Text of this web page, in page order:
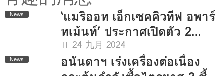
News ‘แมริออท เอ็กเซคคิวทีฟ อพาร์
ทเม้นท์’ ประกาศเปิดตัว 2
โครงการแห่งใหม่ในกรุงเทพฯ
24 九月 2024
News อนันดาฯ เร่งเครื่องต่อเนื่อง